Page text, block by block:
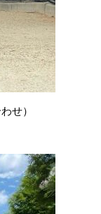
せ）